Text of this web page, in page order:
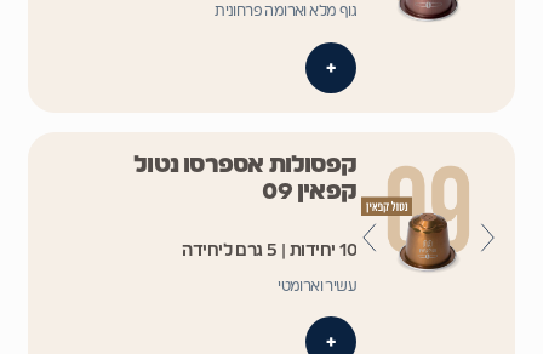
גוף מלא וארומה פרחונית
+
קפסולות אספרסו נטול
קפאין 09
10 יחידות | 5 גרם ליחידה
עשיר וארומטי
+